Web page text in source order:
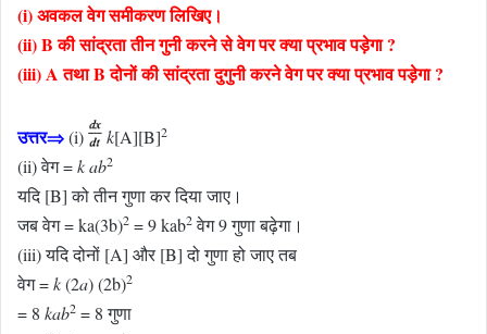
(i) अवकल वेग समीकरण लिखिए।
(ii) B की सांद्रता तीन गुनी करने से वेग पर क्या प्रभाव पड़ेगा ?
(iii) A तथा B दोनों की सांद्रता दुगुनी करने वेग पर क्या प्रभाव पड़ेगा ?
उत्तर⇒(i) k[A][B]2
(ii) वेग =kab2
यदि [B] को तीन गुणा कर दिया जाए।
जब वेग = ka(3b)2 = 9 kab2वेग 9 गुणा बढ़ेगा।
(iii) यदि दोनों [A] और [B] दो गुणा हो जाए तब
वेग =k(2a) (2b)2
= 8 kab2 = 8 गुणा